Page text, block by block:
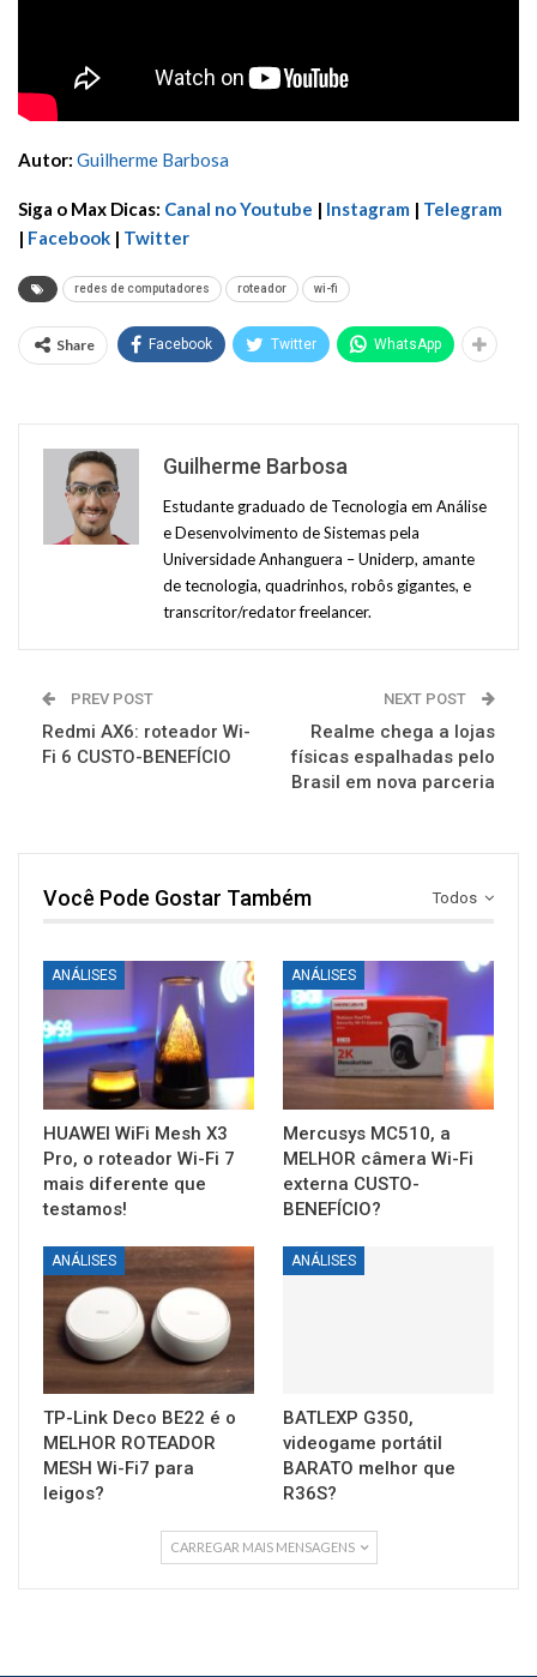
Autor: Guilherme Barbosa
Siga o Max Dicas: Canal no Youtube | Instagram | Telegram
| Facebook | Twitter
redes de computadores roteador wi-fi
Share Facebook Twitter WhatsApp
Guilherme Barbosa
Estudante graduado de Tecnologia em Análise
e Desenvolvimento de Sistemas pela
Universidade Anhanguera – Uniderp, amante
de tecnologia, quadrinhos, robôs gigantes, e
transcritor/redator freelancer.
PREV POST
Redmi AX6: roteador Wi-
Fi 6 CUSTO-BENEFÍCIO
NEXT POST
Realme chega a lojas
físicas espalhadas pelo
Brasil em nova parceria
Todos
Você Pode Gostar Também
ANÁLISES
HUAWEI WiFi Mesh X3
Pro, o roteador Wi-Fi 7
mais diferente que
testamos!
ANÁLISES
Mercusys MC510, a
MELHOR câmera Wi-Fi
externa CUSTO-
BENEFÍCIO?
ANÁLISES
TP-Link Deco BE22 é o
MELHOR ROTEADOR
MESH Wi-Fi7 para
leigos?
ANÁLISES
BATLEXP G350,
videogame portátil
BARATO melhor que
R36S?
CARREGAR MAIS MENSAGENS